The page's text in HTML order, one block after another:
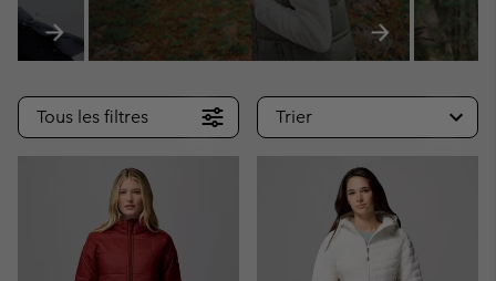
Tous les filtres Trier